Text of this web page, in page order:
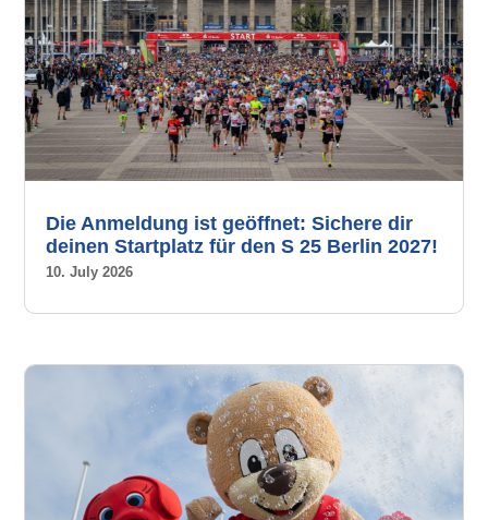
Die Anmeldung ist geöffnet: Sichere dir
deinen Startplatz für den S 25 Berlin 2027!
10. July 2026